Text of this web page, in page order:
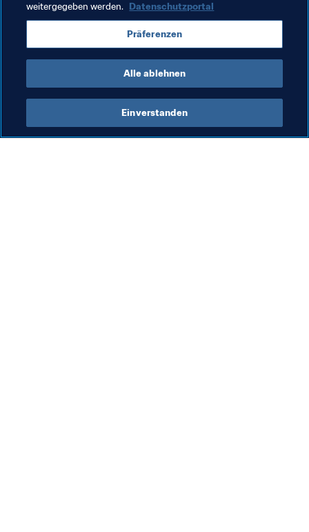
FIFA WM-Herausforderung
Wer wird in den Gruppen Erster, Zweiter, Dritter und
Vierter? Wer gewinnt die K.-o.-Spiele? Fordern Sie Ihre
Freunde heraus, gewinnen Sie tolle Preise!
weitergegeben werden. Datenschutzportal
Präferenzen
Alle ablehnen
Einverstanden